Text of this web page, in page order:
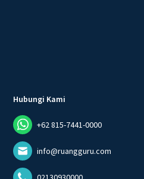
Hubungi Kami
+62 815-7441-0000
info@ruangguru.com